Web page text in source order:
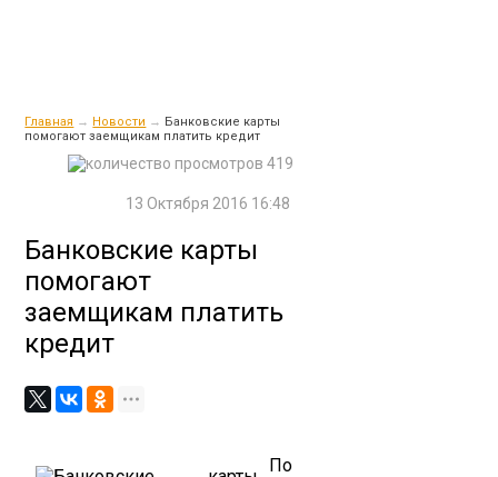
Главная → Новости → Банковские карты
помогают заемщикам платить кредит
419
13 Октября 2016 16:48
Банковские карты
помогают
заемщикам платить
кредит
По